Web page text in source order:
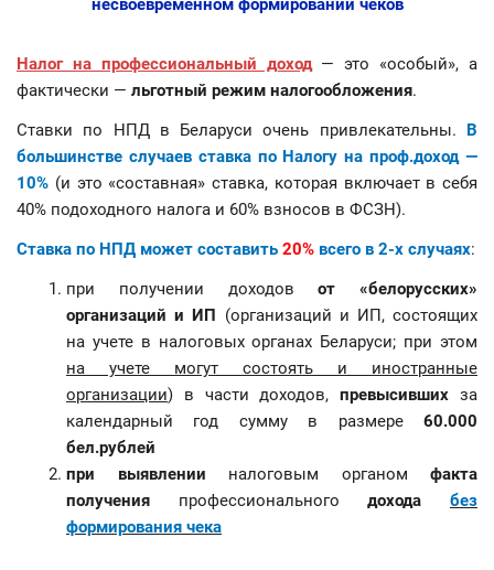
несвоевременном формировании чеков
Налог на профессиональный доход— это «особый», а
фактически — льготный режим налогообложения.
Ставки по НПД в Беларуси очень привлекательны. В
большинстве случаев ставка по Налогу на проф.доход —
10% (и это «составная» ставка, которая включает в себя
40% подоходного налога и 60% взносов в ФСЗН).
Ставка по НПД может составить 20% всего в 2-х случаях:
при получении доходовот «белорусских»
организаций и ИП (организаций и ИП, состоящих
на учете в налоговых органах Беларуси; при этом
на учете могут состоять и иностранные
организации) в части доходов,превысивших за
календарный год сумму в размере 60.000
бел.рублей
при выявлении налоговым органом факта
получения профессиональногодоходабез
формирования чека